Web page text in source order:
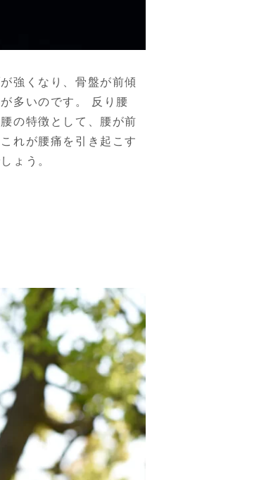
強くなり、骨盤が前傾
多いのです。 反り腰
の特徴として、腰が前
れが腰痛を引き起こす
ょう。